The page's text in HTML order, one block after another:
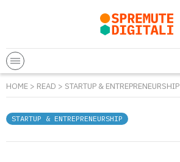
HOME > READ > STARTUP & ENTREPRENEURSHIP
STARTUP & ENTREPRENEURSHIP